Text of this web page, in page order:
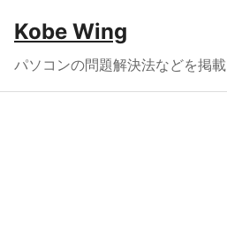
Kobe Wing
パソコンの問題解決法などを掲載